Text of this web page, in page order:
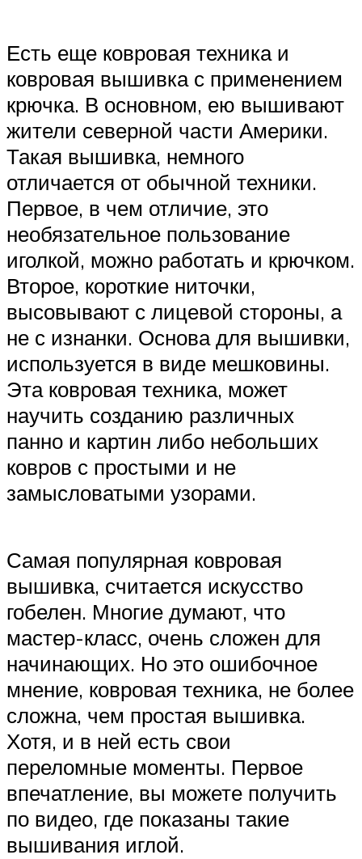
Есть еще ковровая техника и
ковровая вышивка с применением
крючка. В основном, ею вышивают
жители северной части Америки.
Такая вышивка, немного
отличается от обычной техники.
Первое, в чем отличие, это
необязательное пользование
иголкой, можно работать и крючком.
Второе, короткие ниточки,
высовывают с лицевой стороны, а
не с изнанки. Основа для вышивки,
используется в виде мешковины.
Эта ковровая техника, может
научить созданию различных
панно и картин либо небольших
ковров с простыми и не
замысловатыми узорами.
Самая популярная ковровая
вышивка, считается искусство
гобелен. Многие думают, что
мастер-класс, очень сложен для
начинающих. Но это ошибочное
мнение, ковровая техника, не более
сложна, чем простая вышивка.
Хотя, и в ней есть свои
переломные моменты. Первое
впечатление, вы можете получить
по видео, где показаны такие
вышивания иглой.